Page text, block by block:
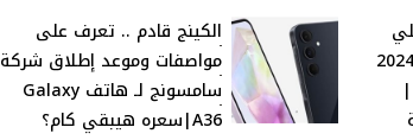
شغل .. وظائف بنك مصر 2024
الكينج قادم .. تعرف على
مواصفات وموعد إطلاق شركة
سامسونج لـ هاتف Galaxy
A36|سعره هيبقي كام؟